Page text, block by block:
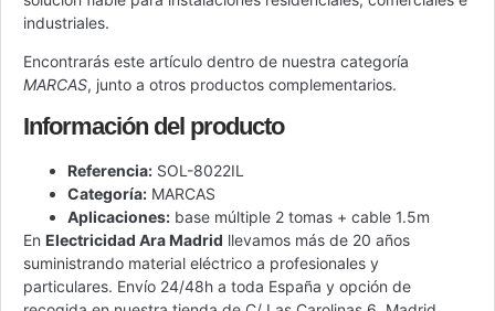
industriales.
Encontrarás este artículo dentro de nuestra categoría
MARCAS, junto a otros productos complementarios.
Información del producto
Referencia: SOL-8022IL
Categoría: MARCAS
Aplicaciones: base múltiple 2 tomas + cable 1.5m
En Electricidad Ara Madrid llevamos más de 20 años
suministrando material eléctrico a profesionales y
particulares. Envío 24/48h a toda España y opción de